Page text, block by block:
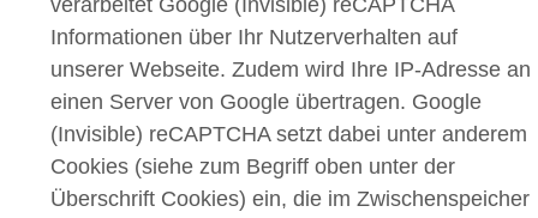
verarbeitet Google (Invisible) reCAPTCHA
Informationen über Ihr Nutzerverhalten auf
unserer Webseite. Zudem wird Ihre IP-Adresse an
einen Server von Google übertragen. Google
(Invisible) reCAPTCHA setzt dabei unter anderem
Cookies (siehe zum Begriff oben unter der
Überschrift Cookies) ein, die im Zwischenspeicher